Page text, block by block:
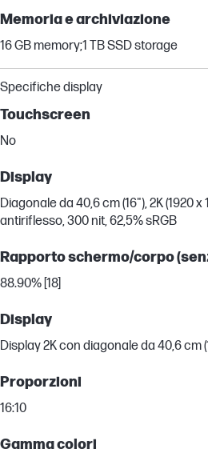
Memoria e archiviazione
16 GB memory;1 TB SSD storage
Specifiche display
Touchscreen
No
Display
Diagonale da 40,6 cm (16"), 2K (1920 x
antiriflesso, 300 nit, 62,5% sRGB
Rapporto schermo/corpo
88.90% [18]
Display
Display 2K con diagonale da 40,6 cm
Proporzioni
16:10
Gamma colori